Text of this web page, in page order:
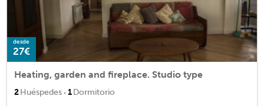
desde
27€
Heating, garden and fireplace. Studio type
2Huéspedes · 1Dormitorio